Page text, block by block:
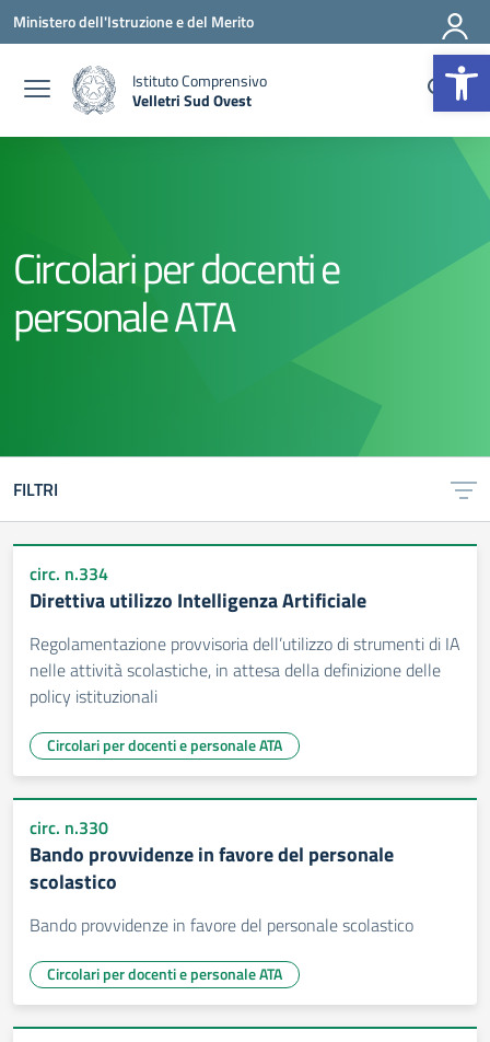
Vai ai contenuti
Vai al menu di navigazione
Vai al footer
Ministero dell'Istruzione e del Merito
Istituto Comprensivo
Velletri Sud Ovest
Circolari per docenti e
personale ATA
FILTRI
circ. n.334
Direttiva utilizzo Intelligenza Artificiale
Regolamentazione provvisoria dell’utilizzo di strumenti di IA
nelle attività scolastiche, in attesa della definizione delle
policy istituzionali
Circolari per docenti e personale ATA
circ. n.330
Bando provvidenze in favore del personale
scolastico
Bando provvidenze in favore del personale scolastico
Circolari per docenti e personale ATA